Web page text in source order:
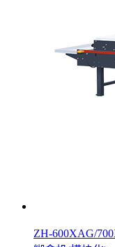
ZH-600XAG/